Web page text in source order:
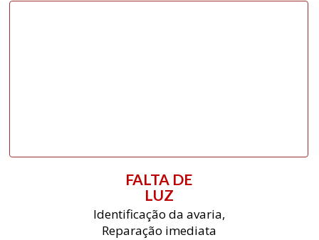
FALTA DE
LUZ
Identificação da avaria,
Reparação imediata